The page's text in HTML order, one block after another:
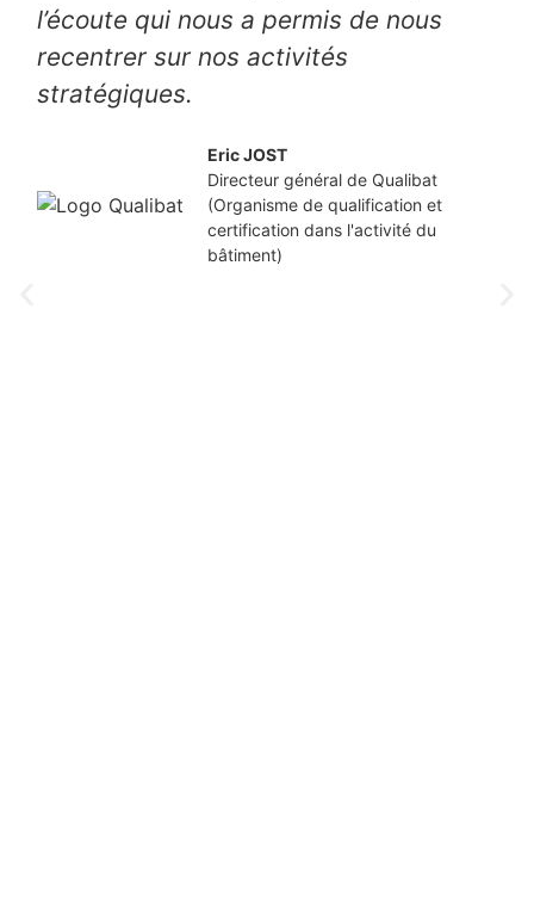
l’écoute qui nous a permis de nous
recentrer sur nos activités
stratégiques.
Eric JOST
Directeur général de Qualibat
(Organisme de qualification et
certification dans l'activité du
bâtiment)